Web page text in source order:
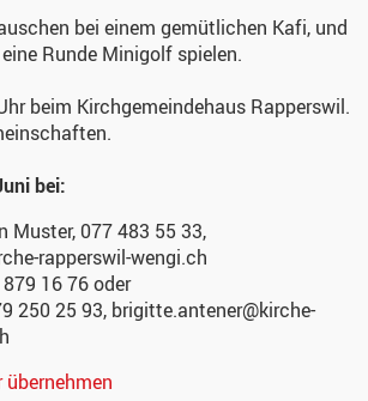
bei einem gemütlichen Kafi, und
Runde Minigolf spielen.
beim Kirchgemeindehaus Rapperswil.
bei:
Muster, 077 483 55 33,
rapperswil-wengi.ch
16 76 oder
250 25 93, brigitte.antener@kirche-
übernehmen